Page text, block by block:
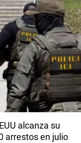
alcanza su
arrestos en julio